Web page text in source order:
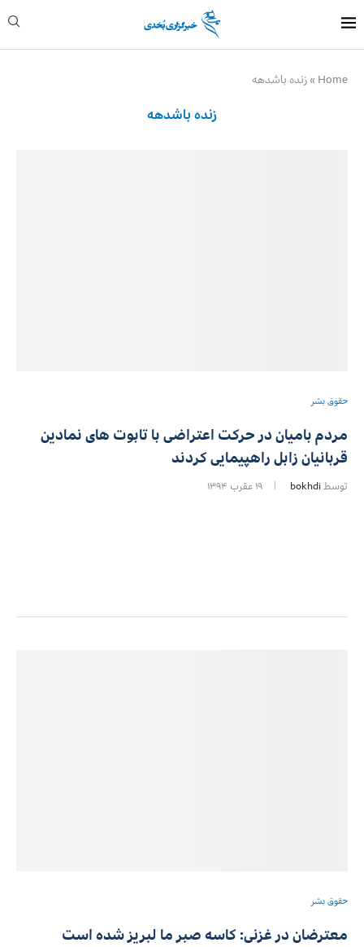
Home
»زنده باشدهه
زنده باشدهه
حقوق بشر
مردم بامیان در حرکت اعتراضی با تابوت های نمادین
قربانیان زابل راهپیمایی کردند
توسط bokhdi ۱۹ عقرب ۱۳۹۴
حقوق بشر
معترضان در غزنی: کاسه صبر ما لبریز شده است